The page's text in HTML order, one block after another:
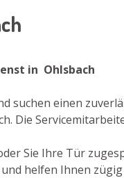
in Ohlsbach
suchen einen
Die
Sie Ihre Tür
helfen Ihnen